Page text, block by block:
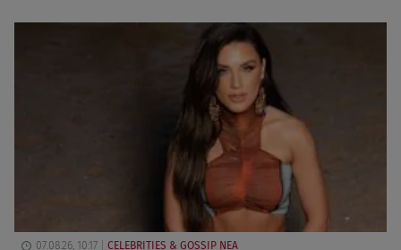
07.08.26, 10:17 CELEBRITIES & GOSSIP ΝΕΑ